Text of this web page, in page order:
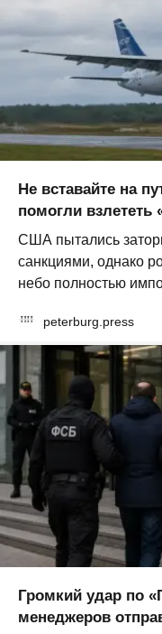
Не вставайте на
помогли взлететь
США пытались
санкциями, однако
небо полностью
peterburg.press
Громкий удар по
менеджеров